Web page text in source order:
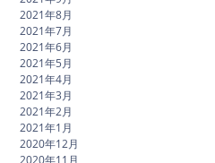
2021年8月
2021年7月
2021年6月
2021年5月
2021年4月
2021年3月
2021年2月
2021年1月
2020年12月
2020年11月